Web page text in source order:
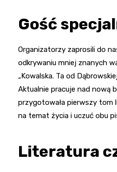
Gość
Organizatorzy zaprosili do
odkrywaniu mniej znanych
„Kowalska. Ta od
Aktualnie pracuje nad nową
przygotowała pierwszy tom
na temat życia i uczuć obu
Literatura